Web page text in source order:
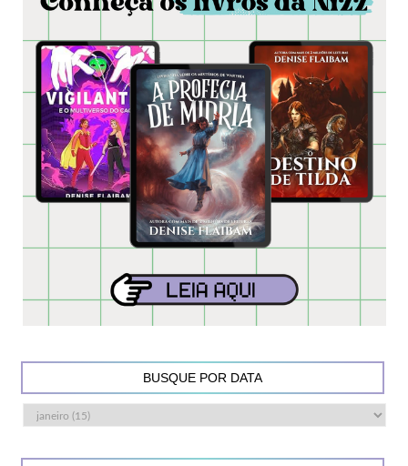
BUSQUE POR DATA